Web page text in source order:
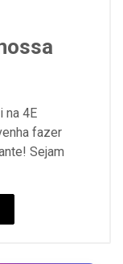
na 4E
fazer
Sejam